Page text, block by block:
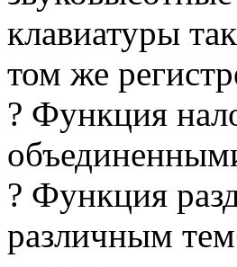
клавиатуры
том же
? Функция
? Функция
различным